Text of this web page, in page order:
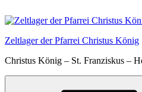
Inhalt
Zeltlager der Pfarrei Christus König
Christus König – St. Franziskus –